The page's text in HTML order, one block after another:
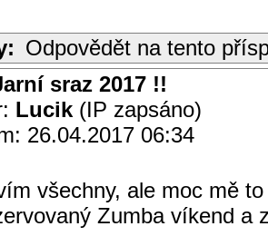
Odpovědět na tento
sraz 2017 !!
Lucik (IP zapsáno)
26.04.2017 06:34
všechny, ale moc mě
Zumba víkend a